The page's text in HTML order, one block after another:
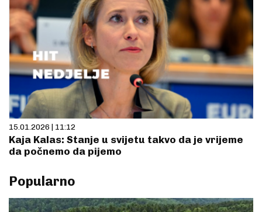
15.01.2026 | 11:12
Kaja Kalas: Stanje u svijetu takvo da je vrijeme
da počnemo da pijemo
Popularno